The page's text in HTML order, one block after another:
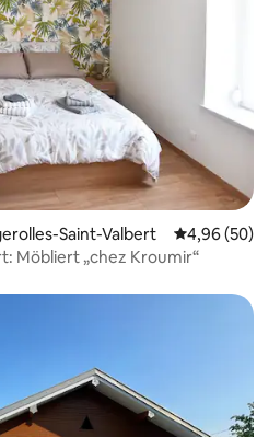
Saint-Valbert
4,96 (50)
Möbliert „chez Kroumir“